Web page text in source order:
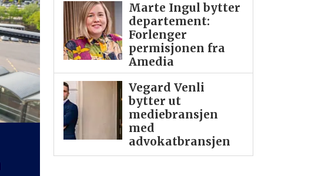
Marte Ingul bytter
departement:
Forlenger
permisjonen fra
Amedia
Vegard Venli
bytter ut
mediebransjen
med
advokatbransjen